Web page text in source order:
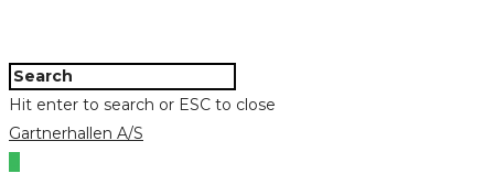
Hit enter to search or ESC to close
Gartnerhallen A/S